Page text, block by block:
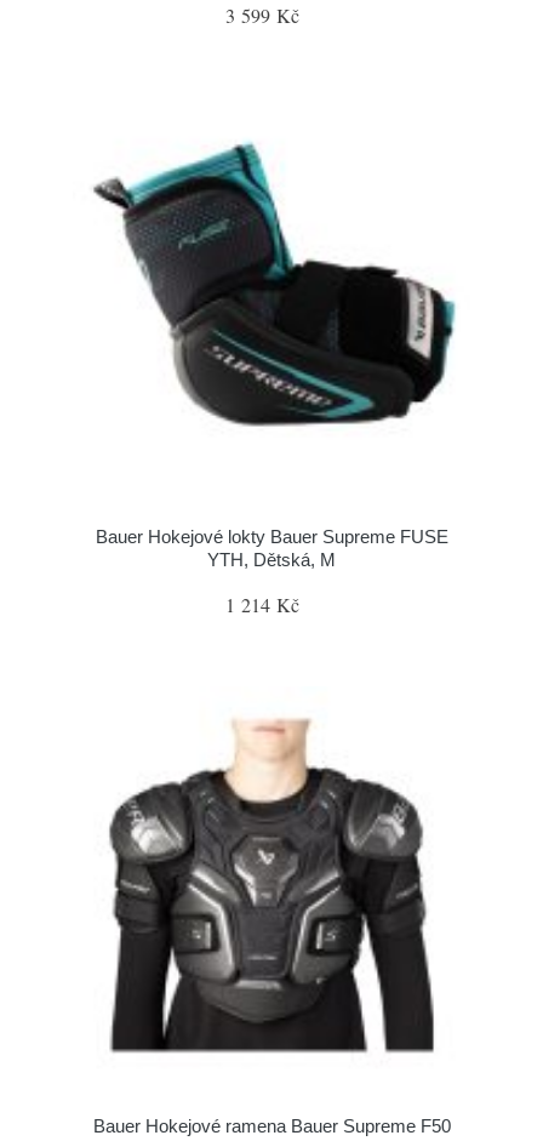
3 599 Kč
Bauer Hokejové lokty Bauer Supreme FUSE
YTH, Dětská, M
1 214 Kč
Bauer Hokejové ramena Bauer Supreme F50